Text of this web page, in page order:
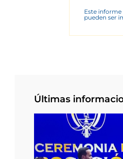
Este informe
pueden ser
Últimas